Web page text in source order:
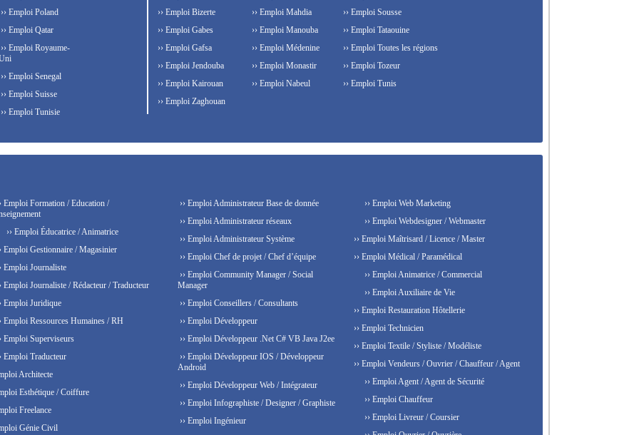
›› Emploi Poland
›› Emploi Qatar
›› Emploi Royaume-
›› Emploi Senegal
›› Emploi Suisse
›› Emploi Tunisie
›› Emploi Bizerte
›› Emploi Gabes
›› Emploi Gafsa
›› Emploi Jendouba
›› Emploi Kairouan
›› Emploi Mahdia
›› Emploi Manouba
›› Emploi Médenine
›› Emploi Monastir
›› Emploi Nabeul
›› Emploi Sousse
›› Emploi Tataouine
›› Emploi Toutes les régions
›› Emploi Tozeur
›› Emploi Tunis
›› Emploi Zaghouan
Emploi Formation / Education /
›› Emploi Éducatrice / Animatrice
Emploi Gestionnaire / Magasinier
Emploi Journaliste
Emploi Journaliste / Rédacteur / Traducteur
Emploi Juridique
Emploi Ressources Humaines / RH
Emploi Superviseurs
Emploi Traducteur
Architecte
Esthétique / Coiffure
Freelance
Génie Civil
›› Emploi Administrateur Base de donnée
›› Emploi Administrateur réseaux
›› Emploi Administrateur Système
›› Emploi Chef de projet / Chef d’équipe
›› Emploi Community Manager / Social
Manager
›› Emploi Conseillers / Consultants
›› Emploi Développeur
›› Emploi Développeur .Net C# VB Java J2ee
›› Emploi Développeur IOS / Développeur
Android
›› Emploi Développeur Web / Intégrateur
›› Emploi Infographiste / Designer / Graphiste
›› Emploi Ingénieur
›› Emploi Web Marketing
›› Emploi Webdesigner / Webmaster
›› Emploi Maîtrisard / Licence / Master
›› Emploi Médical / Paramédical
›› Emploi Animatrice / Commercial
›› Emploi Auxiliaire de Vie
›› Emploi Restauration Hôtellerie
›› Emploi Technicien
›› Emploi Textile / Styliste / Modéliste
›› Emploi Vendeurs / Ouvrier / Chauffeur / Agent
›› Emploi Agent / Agent de Sécurité
›› Emploi Chauffeur
›› Emploi Livreur / Coursier